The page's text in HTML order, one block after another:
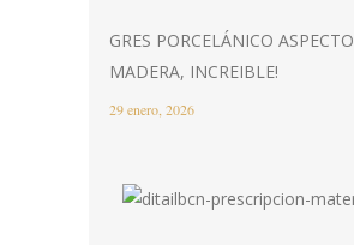
GRES PORCELÁNICO ASPECTO
MADERA, INCREIBLE!
29 enero, 2026